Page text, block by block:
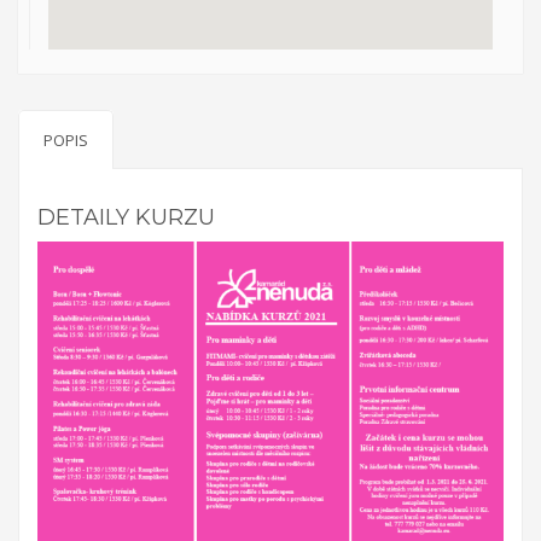
organizace. Organizace předá dobrovolníkům nové
činnost o další aktivity. Působením dobrovolníků v organizace
má za cíl pro komunitu rozšíření nabídky činností organizace,
seznámení s novou kulturou a komunikace s rodilými mluvčími.
V rámci programu budou v organizaci vždy působit 2 zahraniční
dobrovolníci. Základním předpokladem pro přijetí zahraničního
dobrovolníka je jeho velká motivace a jeho návrh na projekt
pro činnost v organizaci.Aktivity projektu jsou sloučené s
celkovou činností organizací. Dobrovolníci budou začleněni do
celého pracovního běhu organizace a budou pracovat v
miniškolce, v rámci odpoledních aktivit pro mládež a budou se
rovněž podílet na přípravě a nabídce svých vlastních aktivit.
POPIS
DETAILY KURZU